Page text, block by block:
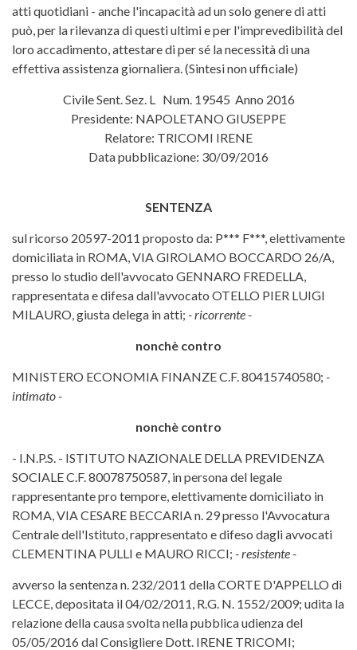
atti quotidiani - anche l'incapacità ad un solo genere di atti
può, per la rilevanza di questi ultimi e per l'imprevedibilità del
loro accadimento, attestare di per sé la necessità di una
effettiva assistenza giornaliera. (Sintesi non ufficiale)
Civile Sent. Sez. L Num. 19545 Anno 2016
Presidente: NAPOLETANO GIUSEPPE
Relatore: TRICOMI IRENE
Data pubblicazione: 30/09/2016
SENTENZA
sul ricorso 20597-2011 proposto da: P*** F***, elettivamente
domiciliata in ROMA, VIA GIROLAMO BOCCARDO 26/A,
presso lo studio dell'avvocato GENNARO FREDELLA,
rappresentata e difesa dall'avvocato OTELLO PIER LUIGI
MILAURO, giusta delega in atti; - ricorrente -
nonchè contro
MINISTERO ECONOMIA FINANZE C.F. 80415740580; -
intimato -
nonchè contro
- I.N.P.S. - ISTITUTO NAZIONALE DELLA PREVIDENZA
SOCIALE C.F. 80078750587, in persona del legale
rappresentante pro tempore, elettivamente domiciliato in
ROMA, VIA CESARE BECCARIA n. 29 presso l'Avvocatura
Centrale dell'Istituto, rappresentato e difeso dagli avvocati
CLEMENTINA PULLI e MAURO RICCI; - resistente -
avverso la sentenza n. 232/2011 della CORTE D'APPELLO di
LECCE, depositata il 04/02/2011, R.G. N. 1552/2009; udita la
relazione della causa svolta nella pubblica udienza del
05/05/2016 dal Consigliere Dott. IRENE TRICOMI;